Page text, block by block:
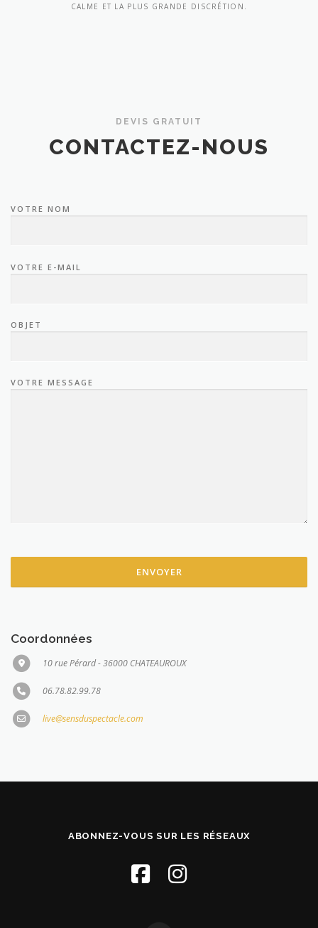
CALME ET LA PLUS GRANDE DISCRÉTION.
DEVIS GRATUIT
CONTACTEZ-NOUS
VOTRE NOM
VOTRE E-MAIL
OBJET
VOTRE MESSAGE
Coordonnées
10 rue Pérard - 36000 CHATEAUROUX
06.78.82.99.78
live@sensduspectacle.com
ABONNEZ-VOUS SUR LES RÉSEAUX